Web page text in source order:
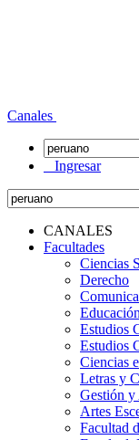
Canales
Ingresar
CANALES
Facultades
Ciencias
Derecho
Educación
Estudios
Estudios
Ciencias
Letras y
Gestión
Artes
Facultad